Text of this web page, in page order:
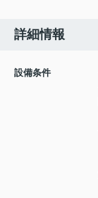
詳細情報
設備条件